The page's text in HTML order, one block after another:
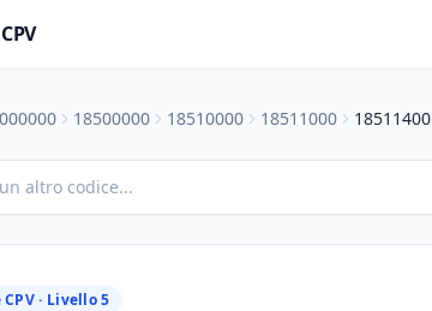
18500000 18510000 18511000 18511400
· Livello 5